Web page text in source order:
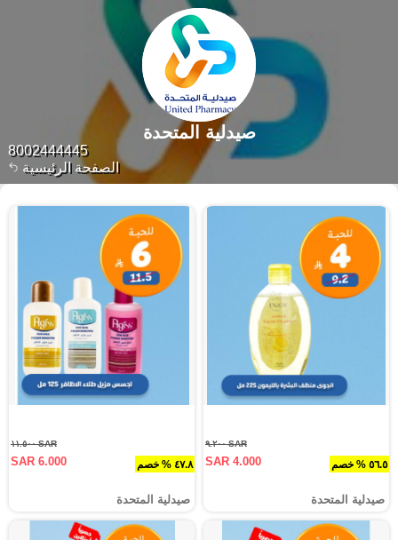
الصفحة الرئيسية
8002444445
صيدلية المتحدة
١٤١٨٩ منتجات
٥٦.٥ % خصم
SAR ٩.٢٠٠
SAR 4.000
صيدلية المتحدة
٤٧.٨ % خصم
SAR ١١.٥٠٠
SAR 6.000
صيدلية المتحدة